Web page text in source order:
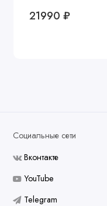
21990 ₽
Социальные сети
Вконтакте
YouTube
Telegram